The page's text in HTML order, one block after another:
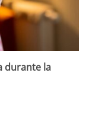
durante la